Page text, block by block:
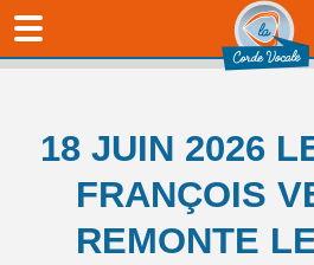
18 JUIN 2026
FRANÇOIS
REMONTE